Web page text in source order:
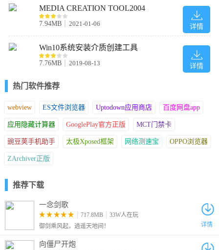
的
3、全部运行库都是微软官方文件，没有经过修改，都是最新的版
5、如果安装了一些软件到电脑，启动的时候提示没有dll就下载运
6、运行库都是自动安装的，一直点击下一步就可以部署全部公用
DLL运行库
详情
MEDIA CREATION TOOL2004
7.94MB 2021-01-06
详情
Win10系统安装介质创建工具
7.76MB 2019-08-13
热门软件推荐
webview ES文件浏览器 Uptodown应用商店 百度网盘app
应用隐藏计算器 GooglePlay官方正版 MCT门禁卡
豌豆荚手机助手 太极Xposed框架 网络测速宝 OPPO浏览器
ZArchiver正版
推荐下载
一念剑歌
717.8MB
33W人在玩
御剑乘风起，逍遥天地间！
详情
向僵尸开炮